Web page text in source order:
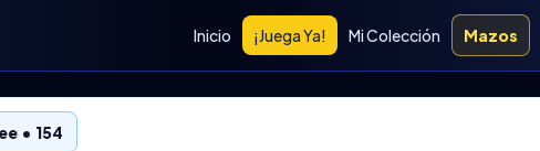
Inicio ¡Juega Ya! Mi Colección Mazos
• 154